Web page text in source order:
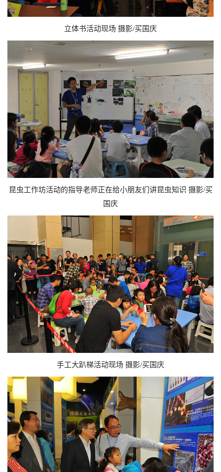
立体书活动现场 摄影/买国庆
昆虫工作坊活动的指导老师正在给小朋友们讲昆虫知识 摄影/买
国庆
手工大趴梯活动现场 摄影/买国庆